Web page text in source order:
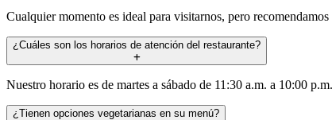
Cualquier momento es ideal para visitarnos, pero
¿Cuáles son los horarios de atención del restaurante?
Nuestro horario es de martes a sábado de 11:30 a.m. a 10:00
¿Tienen opciones vegetarianas en su menú?